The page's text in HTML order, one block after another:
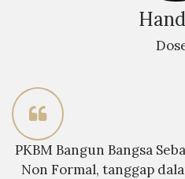
PKBM Bangun Bangsa
Non Formal, tanggap